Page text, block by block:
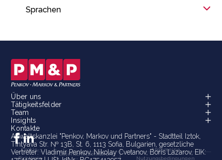
hochqualifizierte Nicht-EU-Bürger, Wirtschaftsblatt
Sprachen
Über uns
Tätigkeitsfelder
Team
Insights
Kontakte
Anwaltskanzlei "Penkov, Markov und Partners" - Stadtteil Iztok,
Tintyava Str. № 13B, St. 6, 1113 Sofia, Bulgarien, gesetzliche
Vertreter: Vladimir Penkov, Nikolay Cvetanov, Boris Lazarov, EIK:
Cookie-
Richtlinie
Datenschutzerklärung
Allgemeine
Nutzungsbedingungen